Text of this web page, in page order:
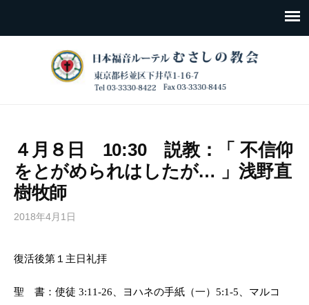
４月８日 10:30 説教：「 不信仰
をとがめられはしたが… 」浅野直
樹牧師
2018年4月1日
復活後第１主日礼拝
聖 書：使徒 3:11-26 、ヨハネの手紙（一） 5:1-5 、マルコ